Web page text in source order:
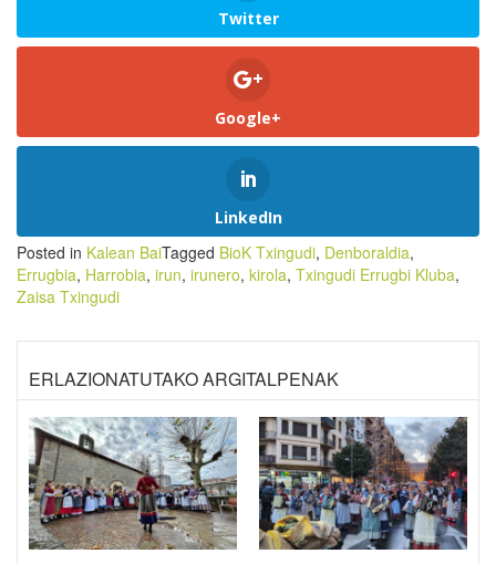
Twitter
Google+
LinkedIn
Posted in Kalean BaiTagged BioK Txingudi, Denboraldia,
Errugbia, Harrobia, irun, irunero, kirola, Txingudi Errugbi Kluba,
Zaisa Txingudi
ERLAZIONATUTAKO ARGITALPENAK